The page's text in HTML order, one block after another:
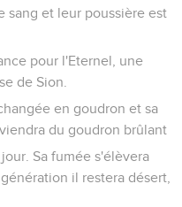
sang et leur poussière est
pour l'Eternel, une
de Sion.
en goudron et sa
du goudron brûlant
Sa fumée s'élèvera
il restera désert,